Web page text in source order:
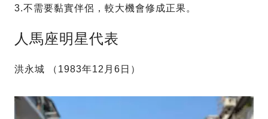
3.不需要黏實伴侶，較大機會修成正果。
人馬座明星代表
洪永城 （1983年12月6日）